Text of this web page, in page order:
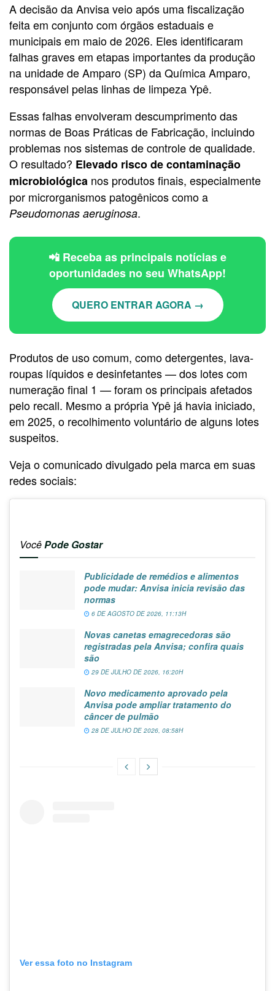
A decisão da Anvisa veio após uma fiscalização
feita em conjunto com órgãos estaduais e
municipais em maio de 2026. Eles identificaram
falhas graves em etapas importantes da produção
na unidade de Amparo (SP) da Química Amparo,
responsável pelas linhas de limpeza Ypê.
Essas falhas envolveram descumprimento das
normas de Boas Práticas de Fabricação, incluindo
problemas nos sistemas de controle de qualidade.
O resultado? Elevado risco de contaminação
microbiológica nos produtos finais, especialmente
por microrganismos patogênicos como a
Pseudomonas aeruginosa.
📲 Receba as principais notícias e
oportunidades no seu WhatsApp!
QUERO ENTRAR AGORA →
Produtos de uso comum, como detergentes, lava-
roupas líquidos e desinfetantes — dos lotes com
numeração final 1 — foram os principais afetados
pelo recall. Mesmo a própria Ypê já havia iniciado,
em 2025, o recolhimento voluntário de alguns lotes
suspeitos.
Veja o comunicado divulgado pela marca em suas
redes sociais:
VocêPode Gostar
Publicidade de remédios e alimentos
pode mudar: Anvisa inicia revisão das
normas
6 DE AGOSTO DE 2026, 11:13H
Novas canetas emagrecedoras são
registradas pela Anvisa; confira quais
são
29 DE JULHO DE 2026, 16:20H
Novo medicamento aprovado pela
Anvisa pode ampliar tratamento do
câncer de pulmão
28 DE JULHO DE 2026, 08:58H
Ver essa foto no Instagram